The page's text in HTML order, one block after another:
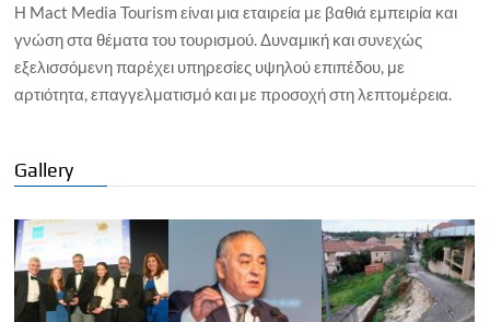
Η Mact Media Tourism είναι μια εταιρεία με βαθιά εμπειρία και
γνώση στα θέματα του τουρισμού. Δυναμική και συνεχώς
εξελισσόμενη παρέχει υπηρεσίες υψηλού επιπέδου, με
αρτιότητα, επαγγελματισμό και με προσοχή στη λεπτομέρεια.
Gallery